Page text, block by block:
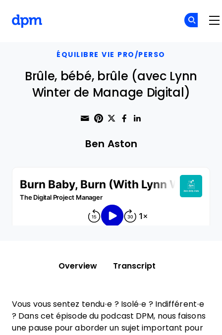
ÉQUILIBRE VIE PRO/PERSO
Brûle, bébé, brûle (avec Lynn
Winter de Manage Digital)
Share through Email
Print this page
Share on Pinterest
Share on Twitter
Share on
Ben Aston
Overview Transcript
Vous vous sentez tendu·e ? Isolé·e ? Indifférent·e
? Dans cet épisode du podcast DPM, nous faisons
une pause pour aborder un sujet important pour